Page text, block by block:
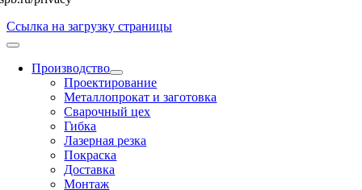
Ссылка на загрузку страницы
Производство
Проектирование
Металлопрокат и заготовка
Сварочный цех
Гибка
Лазерная резка
Покраска
Доставка
Монтаж